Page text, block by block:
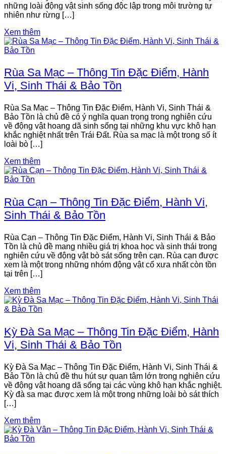
những loài động vật sinh sống độc lập trong môi trường tự
nhiên như rừng […]
Xem thêm
Rùa Sa Mạc – Thông Tin Đặc Điểm, Hành
Vi, Sinh Thái & Bảo Tồn
Rùa Sa Mạc – Thông Tin Đặc Điểm, Hành Vi, Sinh Thái &
Bảo Tồn là chủ đề có ý nghĩa quan trọng trong nghiên cứu
về động vật hoang dã sinh sống tại những khu vực khô hạn
khắc nghiệt nhất trên Trái Đất. Rùa sa mạc là một trong số ít
loài bò […]
Xem thêm
Rùa Cạn – Thông Tin Đặc Điểm, Hành Vi,
Sinh Thái & Bảo Tồn
Rùa Cạn – Thông Tin Đặc Điểm, Hành Vi, Sinh Thái & Bảo
Tồn là chủ đề mang nhiều giá trị khoa học và sinh thái trong
nghiên cứu về động vật bò sát sống trên cạn. Rùa cạn được
xem là một trong những nhóm động vật cổ xưa nhất còn tồn
tại trên […]
Xem thêm
Kỳ Đà Sa Mạc – Thông Tin Đặc Điểm, Hành
Vi, Sinh Thái & Bảo Tồn
Kỳ Đà Sa Mạc – Thông Tin Đặc Điểm, Hành Vi, Sinh Thái &
Bảo Tồn là chủ đề thu hút sự quan tâm lớn trong nghiên cứu
về động vật hoang dã sống tại các vùng khô hạn khắc nghiệt.
Kỳ đà sa mạc được xem là một trong những loài bò sát thích
[…]
Xem thêm